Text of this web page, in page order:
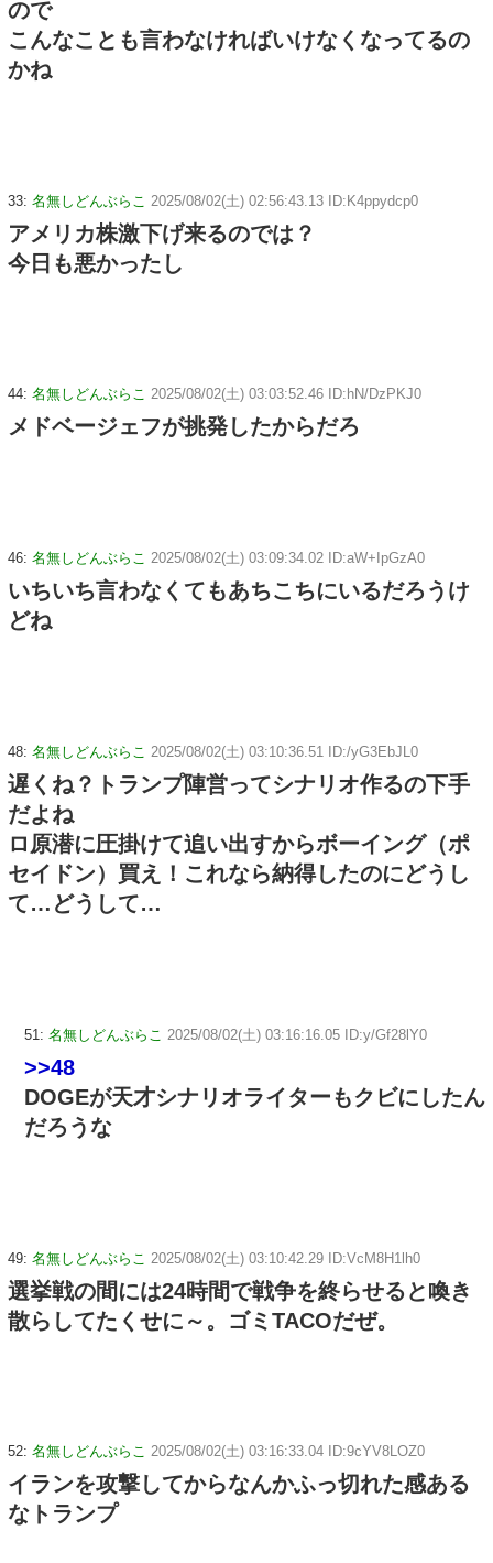
ので
こんなことも言わなければいけなくなってるの
かね
33: 名無しどんぶらこ 2025/08/02(土) 02:56:43.13 ID:K4ppydcp0
アメリカ株激下げ来るのでは？
今日も悪かったし
44: 名無しどんぶらこ 2025/08/02(土) 03:03:52.46 ID:hN/DzPKJ0
メドベージェフが挑発したからだろ
46: 名無しどんぶらこ 2025/08/02(土) 03:09:34.02 ID:aW+IpGzA0
いちいち言わなくてもあちこちにいるだろうけ
どね
48: 名無しどんぶらこ 2025/08/02(土) 03:10:36.51 ID:/yG3EbJL0
遅くね？トランプ陣営ってシナリオ作るの下手
だよね
ロ原潜に圧掛けて追い出すからボーイング（ポ
セイドン）買え！これなら納得したのにどうし
て…どうして…
51: 名無しどんぶらこ 2025/08/02(土) 03:16:16.05 ID:y/Gf28lY0
>>48
DOGEが天才シナリオライターもクビにしたん
だろうな
49: 名無しどんぶらこ 2025/08/02(土) 03:10:42.29 ID:VcM8H1lh0
選挙戦の間には24時間で戦争を終らせると喚き
散らしてたくせに～。ゴミTACOだぜ。
52: 名無しどんぶらこ 2025/08/02(土) 03:16:33.04 ID:9cYV8LOZ0
イランを攻撃してからなんかふっ切れた感ある
なトランプ